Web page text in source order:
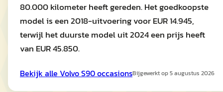
80.000 kilometer heeft gereden. Het goedkoopste
model is een 2018-uitvoering voor EUR 14.945,
terwijl het duurste model uit 2024 een prijs heeft
van EUR 45.850.
Bekijk alle VolvoS90occasionsBijgewerkt op5 augustus 2026